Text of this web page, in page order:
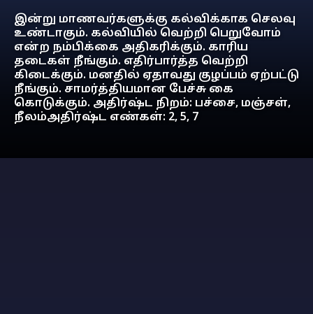
இன்று மாணவர்களுக்கு கல்விக்காக செலவு
உண்டாகும். கல்வியில் வெற்றி பெறுவோம்
என்ற நம்பிக்கை அதிகரிக்கும். காரிய
தடைகள் நீங்கும். எதிர்பார்த்த வெற்றி
கிடைக்கும். மனதில் ஏதாவது குழப்பம் ஏற்பட்டு
நீங்கும். சாமர்த்தியமான பேச்சு கை
கொடுக்கும். அதிர்ஷ்ட நிறம்: பச்சை, மஞ்சள்,
நீலம்அதிர்ஷ்ட எண்கள்: 2, 5, 7